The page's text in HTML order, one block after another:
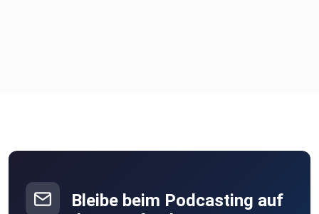
Bleibe beim Podcasting auf